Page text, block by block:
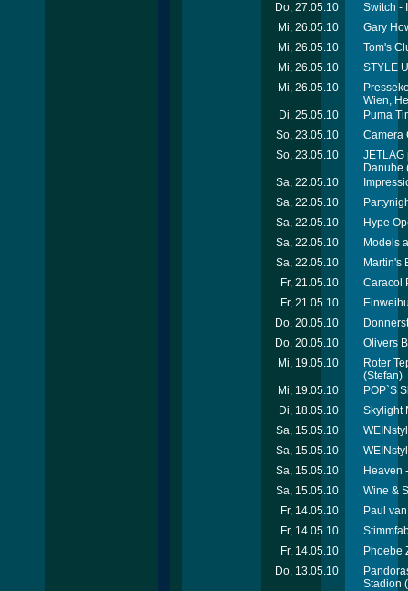
Do, 27.05.10
Switch -
Mi, 26.05.10
Gary
Mi, 26.05.10
Tom's
Mi, 26.05.10
STYLE
Mi, 26.05.10
Wien,
Di, 25.05.10
Puma
So, 23.05.10
Camera
So, 23.05.10
JETLAG
Danube
Sa, 22.05.10
Sa, 22.05.10
Sa, 22.05.10
Hype
Sa, 22.05.10
Models
Sa, 22.05.10
Martin's
Fr, 21.05.10
Caracol
Fr, 21.05.10
Do, 20.05.10
Do, 20.05.10
Olivers
Mi, 19.05.10
Roter
(Stefan)
Mi, 19.05.10
POP`S
Di, 18.05.10
Skylight
Sa, 15.05.10
Sa, 15.05.10
Sa, 15.05.10
Heaven
Sa, 15.05.10
Wine &
Fr, 14.05.10
Paul
Fr, 14.05.10
Fr, 14.05.10
Phoebe
Do, 13.05.10
Stadion